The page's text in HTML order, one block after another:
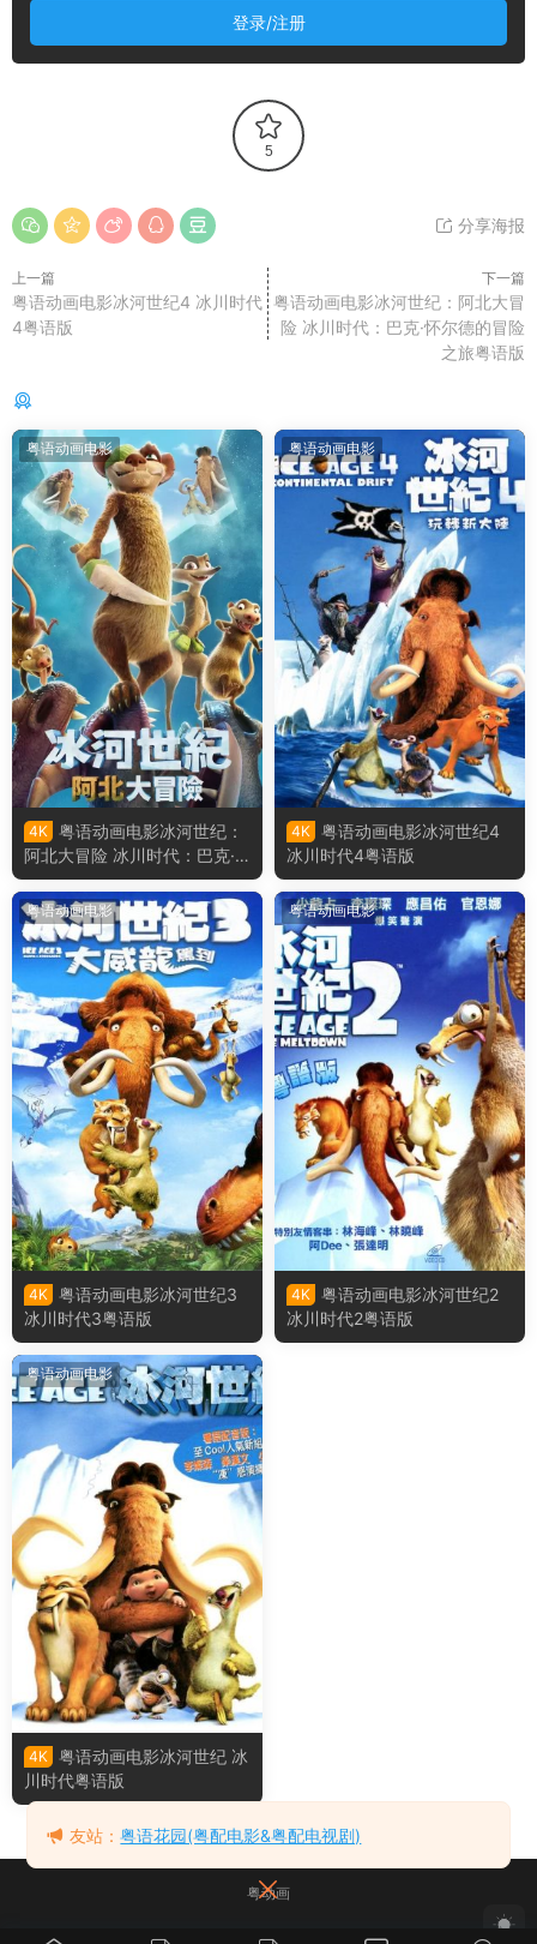
登录/注册
5
分享海报
上一篇
粤语动画电影冰河世纪4 冰川时代
4粤语版
下一篇
粤语动画电影冰河世纪：阿北大冒
险 冰川时代：巴克·怀尔德的冒险
之旅粤语版
粤语动画电影
4K 粤语动画电影冰河世纪：
阿北大冒险 冰川时代：巴克·
怀尔德的冒险之旅粤语版
粤语动画电影
4K 粤语动画电影冰河世纪4
冰川时代4粤语版
粤语动画电影
4K 粤语动画电影冰河世纪3
冰川时代3粤语版
粤语动画电影
4K 粤语动画电影冰河世纪2
冰川时代2粤语版
粤语动画电影
4K 粤语动画电影冰河世纪 冰
川时代粤语版
粤动画
友站：粤语花园(粤配电影&粤配电视剧)